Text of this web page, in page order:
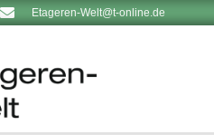
Etageren-Welt@t-online.de